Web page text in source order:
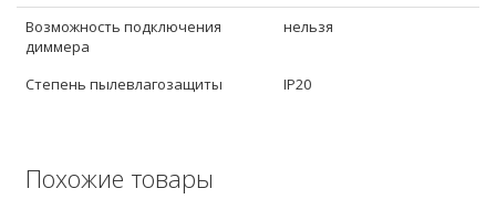
Возможность подключения
диммера
нельзя
Степень пылевлагозащиты IP20
Похожие товары